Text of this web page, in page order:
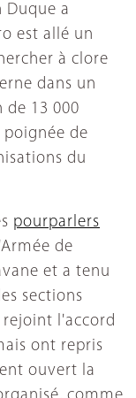
Duque a
est allé un
à clore
dans un
13 000
poignée de
du
pourparlers
de
et a tenu
sections
rejoint l'accord
ont repris
ouvert la